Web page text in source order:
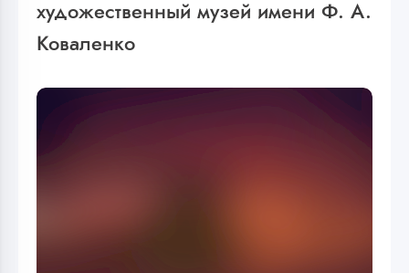
художественный музей имени Ф. А.
Коваленко